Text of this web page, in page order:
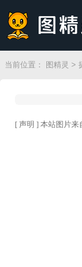
当前位置： 图精灵 >
[ 声明 ] 本站图片来